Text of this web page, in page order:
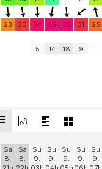
23 30 34 35 35 31 25
5 14 18
9
Sa
8.
Sa
8.
Su
9.
Su
9.
Su
9.
Su
9.
Su
9.